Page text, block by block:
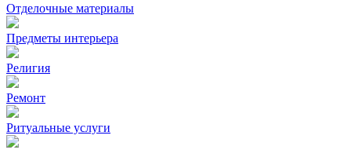
Отделочные материалы
Предметы интерьера
Религия
Ремонт
Ритуальные услуги